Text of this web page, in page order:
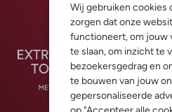
Wij gebruiken cookies
zorgen dat onze
functioneert, om jouw
te slaan, om inzicht te
bezoekersgedrag en
te bouwen van jouw
gepersonaliseerde
op "Accepteer alle